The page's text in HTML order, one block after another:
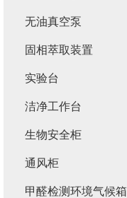
无油真空泵
固相萃取装置
实验台
洁净工作台
生物安全柜
通风柜
甲醛检测环境气候箱